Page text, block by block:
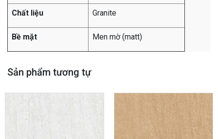
Chất liệu Granite
Bề mặt Men mờ (matt)
Sản phẩm tương tự